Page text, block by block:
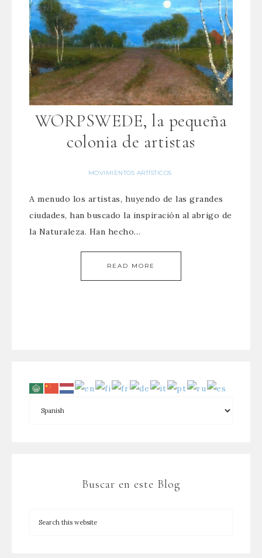
WORPSWEDE, la pequeña
colonia de artistas
MOVIMIENTOS ARTÍSTICOS
A menudo los artistas, huyendo de las grandes
ciudades, han buscado la inspiración al abrigo de
la Naturaleza. Han hecho…
READ MORE
Buscar en este Blog